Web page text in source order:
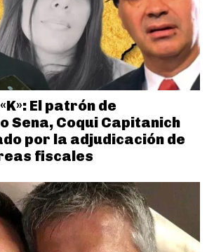
El patrón de
Sena, Coqui Capitanich
por la adjudicación de
fiscales